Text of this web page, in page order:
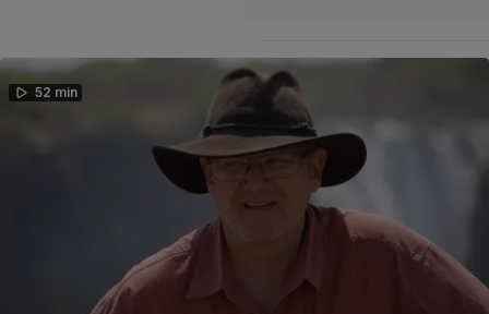
52 min